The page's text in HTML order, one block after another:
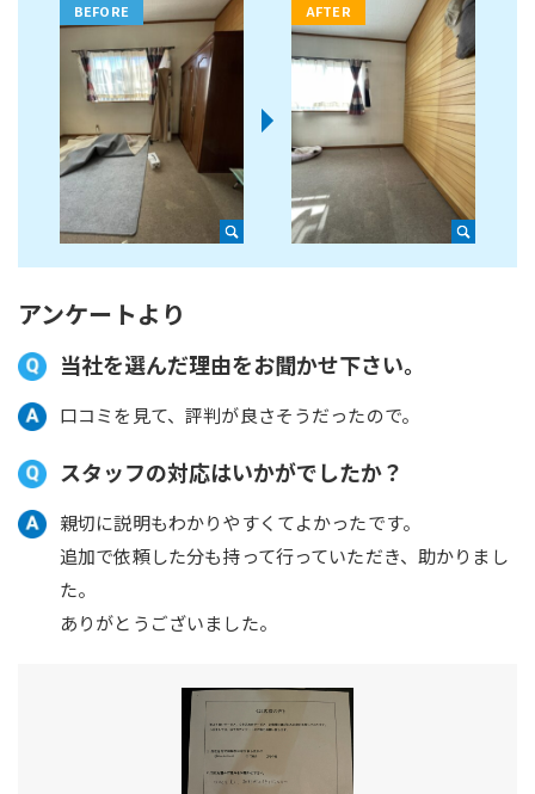
アンケートより
当社を選んだ理由をお聞かせ下さい。
口コミを見て、評判が良さそうだったので。
スタッフの対応はいかがでしたか？
親切に説明もわかりやすくてよかったです。
追加で依頼した分も持って行っていただき、助かりまし
た。
ありがとうございました。